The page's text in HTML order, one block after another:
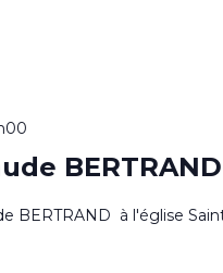
BERTRAND
BERTRAND à l'église